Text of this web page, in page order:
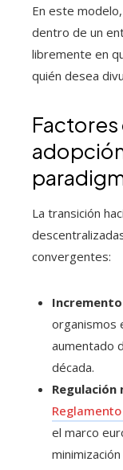
En este
dentro de un
libremente en
quién desea
Factores
La transición
convergentes:
organismos
aumentado
década.
el marco